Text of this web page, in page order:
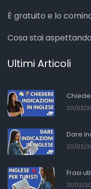
È gratuito e lo
Cosa stai
Ultimi Articoli
20/02/
Dare
20/02/
Frasi
13/02/